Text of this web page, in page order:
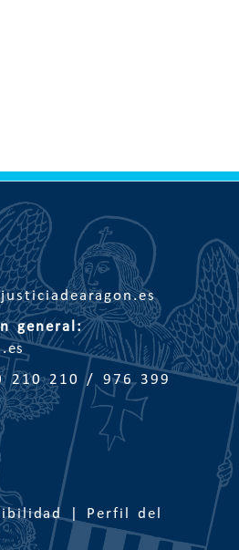
general:
210 210 / 976 399
| Perfil del